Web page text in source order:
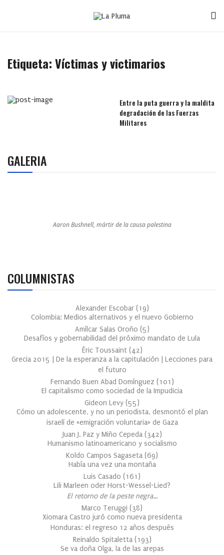
Etiqueta:Víctimas y victimarios
Entre la puta guerra y la maldita
degradación de las Fuerzas
Militares
GALERIA
Aaron Bushnell, mártir de la causa palestina
COLUMNISTAS
Alexander Escobar (19)
Colombia: Medios alternativos y el nuevo Gobierno
Amílcar Salas Oroño (5)
Desafíos y gobernabilidad del próximo mandato de Lula
Éric Toussaint (42)
Grecia 2015 | De la esperanza a la capitulación | Lecciones para
el futuro
Fernando Buen Abad Domínguez (101 )
El capitalismo como sociedad de la Impudicia
Gideon Levy (55)
Cómo un adolescente, y no un periodista, desmontó el plan
israelí de «emigración voluntaria» de Gaza
Juan J. Paz y Miño Cepeda (342)
Humanismo latinoamericano y socialismo
Koldo Campos Sagaseta (69)
Había una vez una montaña
Luis Casado (161 )
Lili Marleen oder Horst-Wessel-Lied?
El retorno de la peste negra…
Marco Teruggi (38)
Xiomara Castro juró como nueva presidenta
Honduras: el regreso 12 años después
Reinaldo Spitaletta (193)
Se va doña Olga, la de las arepas